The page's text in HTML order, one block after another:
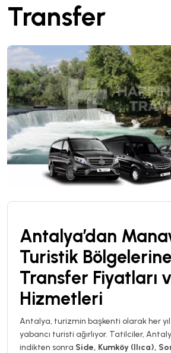
Transfer
Antalya’dan
Turistik
Transfer Fiyatları
Hizmetleri
Antalya, turizmin başkenti olarak her
yabancı turisti ağırlıyor. Tatilciler,
indikten sonra Side, Kumköy (Ilıca),